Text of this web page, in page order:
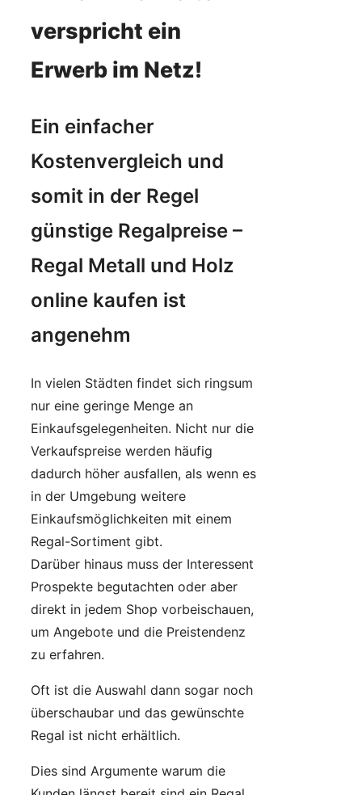
verspricht ein
Erwerb im Netz!
Ein einfacher
Kostenvergleich und
somit in der Regel
günstige Regalpreise –
Regal Metall und Holz
online kaufen ist
angenehm
In vielen Städten findet sich ringsum
nur eine geringe Menge an
Einkaufsgelegenheiten. Nicht nur die
Verkaufspreise werden häufig
dadurch höher ausfallen, als wenn es
in der Umgebung weitere
Einkaufsmöglichkeiten mit einem
Regal-Sortiment gibt.
Darüber hinaus muss der Interessent
Prospekte begutachten oder aber
direkt in jedem Shop vorbeischauen,
um Angebote und die Preistendenz
zu erfahren.
Oft ist die Auswahl dann sogar noch
überschaubar und das gewünschte
Regal ist nicht erhältlich.
Dies sind Argumente warum die